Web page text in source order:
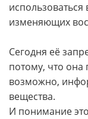
использоваться
изменяющих
Сегодня её
потому, что она
возможно,
вещества.
И понимание